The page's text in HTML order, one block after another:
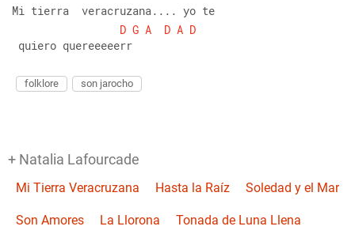
Mi tierra  veracruzana.... yo te
D G A D A D
quiero quereeeeerr
folklore son jarocho
+ Natalia Lafourcade
Mi Tierra Veracruzana Hasta la Raíz Soledad y el Mar
Son Amores La Llorona Tonada de Luna Llena